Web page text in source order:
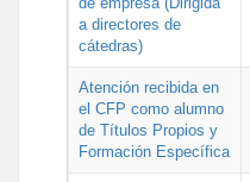
a directores de
cátedras)
Atención recibida en
el CFP como alumno
de Títulos Propios y
Formación Específica